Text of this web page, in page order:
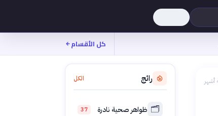
كل الأقسام
رائج الكل
🗂️ ظواهر صحية نادرة 37